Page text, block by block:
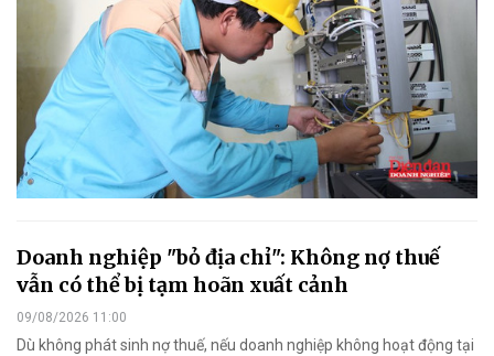
Doanh nghiệp "bỏ địa chỉ": Không nợ thuế
vẫn có thể bị tạm hoãn xuất cảnh
09/08/2026 11:00
Dù không phát sinh nợ thuế, nếu doanh nghiệp không hoạt động tại